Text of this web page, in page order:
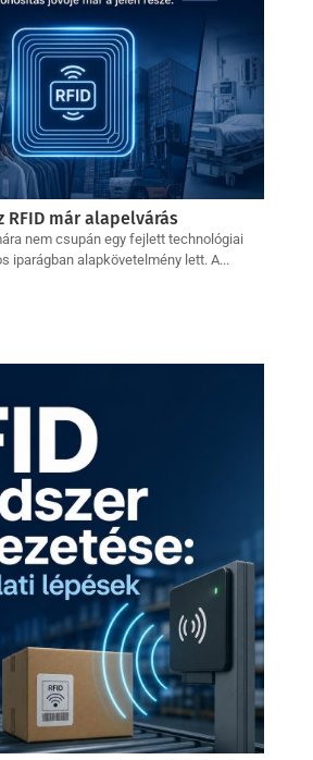
RFID már alapelvárás
nem csupán egy fejlett technológiai
iparágban alapkövetelmény lett. A...